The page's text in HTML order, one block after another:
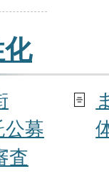
公募
査